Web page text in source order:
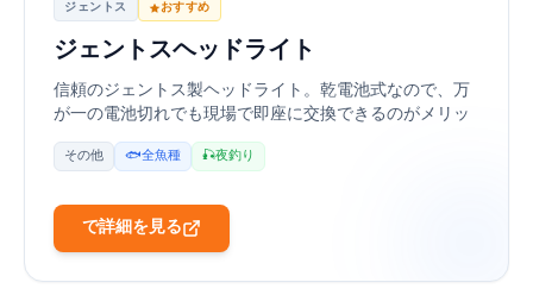
ジェントス おすすめ
ジェントス LEDヘッドライト CB-300D
信頼のジェントス製ヘッドライト。乾電池式なので、万
が一の電池切れでも現場で即座に交換できるのがメリッ
ト。夜釣りの仕掛け作りや足元の安全確保に欠かせない
モデルです。
その他 🐟 全魚種 🎣 夜釣り
Amazonで詳細を見る